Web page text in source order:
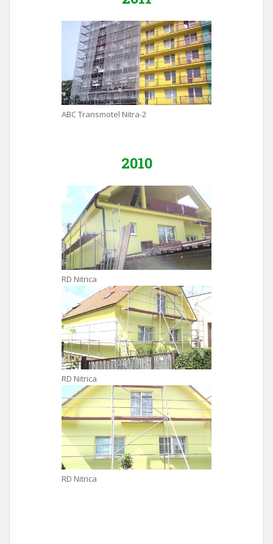
ABC Transmotel Nitra-2
2010
RD Nitrica
RD Nitrica
RD Nitrica